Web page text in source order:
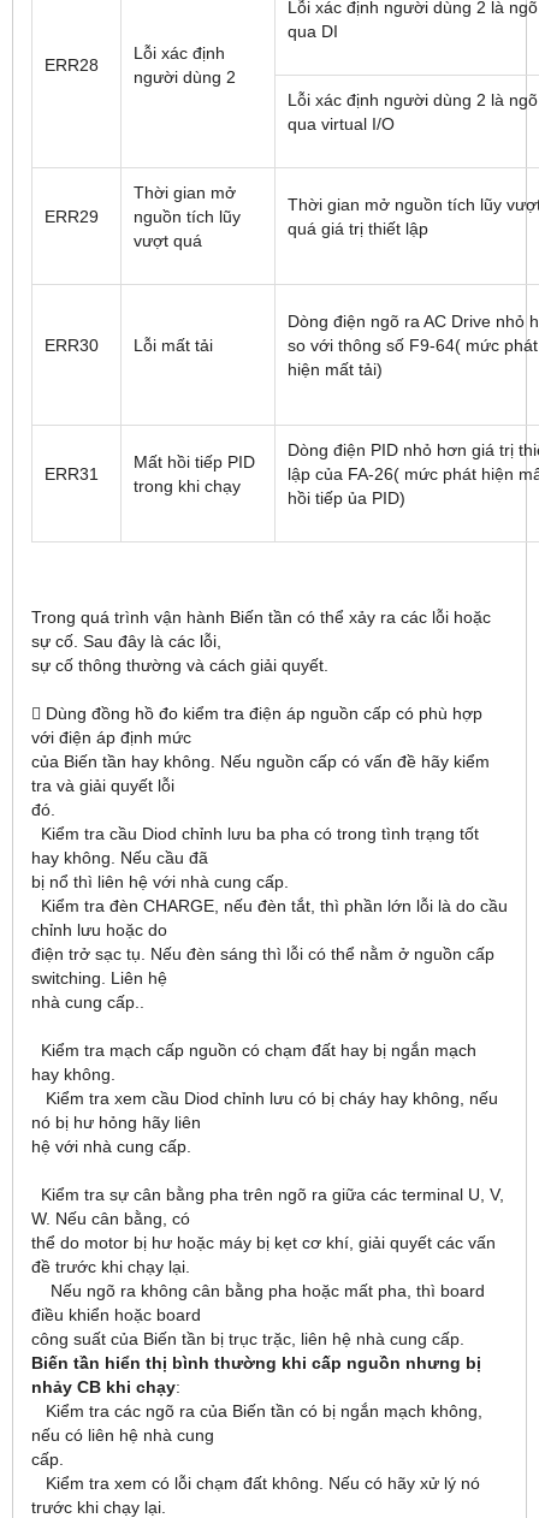
ERR28
Lỗi xác định
người dùng 2
Lỗi xác định người dùng 2 là
qua DI
Lỗi xác định người dùng 2 là
qua virtual I/O
ERR29
Thời gian mở
nguồn tích lũy
vượt quá
Thời gian mở nguồn tích lũy
quá giá trị thiết lập
ERR30 Lỗi mất tải
Dòng điện ngõ ra AC Drive nhỏ
so với thông số F9-64( mức phát
hiện mất tải)
ERR31
Mất hồi tiếp PID
trong khi chạy
Dòng điện PID nhỏ hơn giá trị
lập của FA-26( mức phát hiện
hồi tiếp ủa PID)
Trong quá trình vận hành Biến tần có thể xảy ra các lỗi hoặc
sự cố. Sau đây là các lỗi,
sự cố thông thường và cách giải quyết.
 Dùng đồng hồ đo kiểm tra điện áp nguồn cấp có phù hợp
với điện áp định mức
của Biến tần hay không. Nếu nguồn cấp có vấn đề hãy kiểm
tra và giải quyết lỗi
đó.
Kiểm tra cầu Diod chỉnh lưu ba pha có trong tình trạng tốt
hay không. Nếu cầu đã
bị nổ thì liên hệ với nhà cung cấp.
Kiểm tra đèn CHARGE, nếu đèn tắt, thì phần lớn lỗi là do cầu
chỉnh lưu hoặc do
điện trở sạc tụ. Nếu đèn sáng thì lỗi có thể nằm ở nguồn cấp
switching. Liên hệ
nhà cung cấp..
Kiểm tra mạch cấp nguồn có chạm đất hay bị ngắn mạch
hay không.
Kiểm tra xem cầu Diod chỉnh lưu có bị cháy hay không, nếu
nó bị hư hỏng hãy liên
hệ với nhà cung cấp.
Kiểm tra sự cân bằng pha trên ngõ ra giữa các terminal U, V,
W. Nếu cân bằng, có
thể do motor bị hư hoặc máy bị kẹt cơ khí, giải quyết các vấn
đề trước khi chạy lại.
Nếu ngõ ra không cân bằng pha hoặc mất pha, thì board
điều khiển hoặc board
công suất của Biến tần bị trục trặc, liên hệ nhà cung cấp.
Biến tần hiển thị bình thường khi cấp nguồn nhưng bị
nhảy CB khi chạy:
Kiểm tra các ngõ ra của Biến tần có bị ngắn mạch không,
nếu có liên hệ nhà cung
cấp.
Kiểm tra xem có lỗi chạm đất không. Nếu có hãy xử lý nó
trước khi chạy lại.